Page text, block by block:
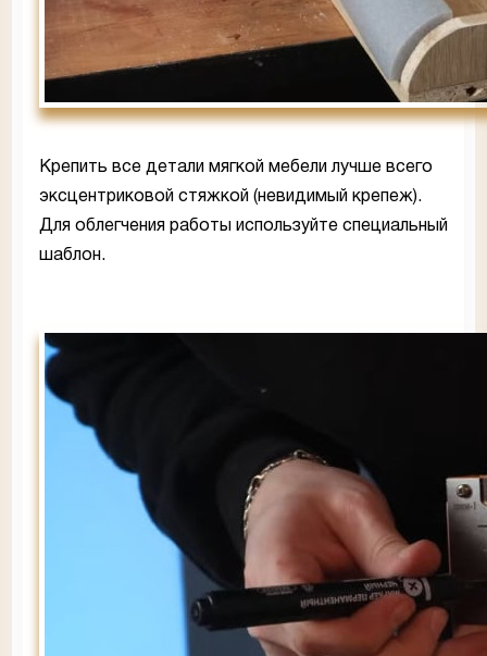
Крепить все детали мягкой мебели лучше всего
эксцентриковой стяжкой (невидимый крепеж).
Для облегчения работы используйте специальный
шаблон.